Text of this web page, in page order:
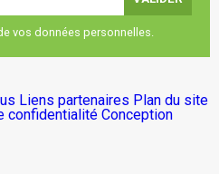
vos données personnelles.
Liens partenaires Plan du site
confidentialité Conception